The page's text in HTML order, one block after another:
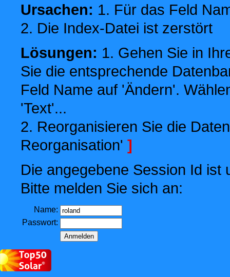
Ursachen: 1. Für das Feld
2. Die Index-Datei ist zerstört
Lösungen: 1. Gehen Sie in
Sie die entsprechende
Feld Name auf 'Ändern'.
'Text'...
2. Reorganisieren Sie die
Reorganisation' ]
Die angegebene Session Id ist
Bitte melden Sie sich an:
Name:
Passwort: